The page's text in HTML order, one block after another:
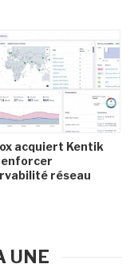
acquiert Kentik
réseau
UNE